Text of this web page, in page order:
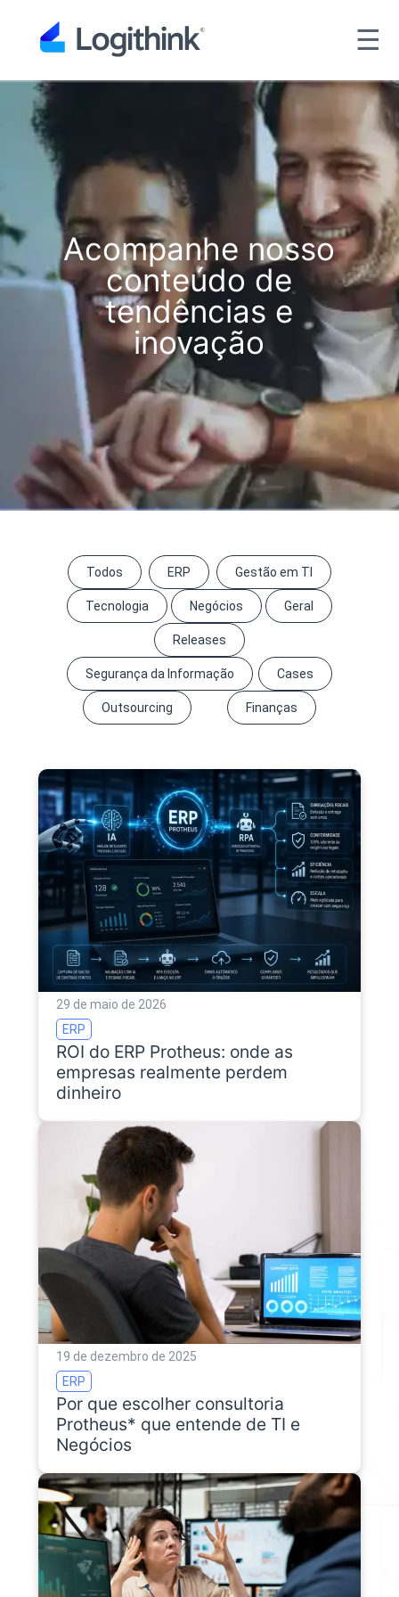
☰
Acompanhe nosso
conteúdo de
tendências e
inovação
Todos ERP Gestão em TI
Tecnologia Negócios Geral
Releases
Segurança da Informação Cases
Outsourcing Finanças
29 de maio de 2026
ERP
ROI do ERP Protheus: onde as
empresas realmente perdem
dinheiro
19 de dezembro de 2025
ERP
Por que escolher consultoria
Protheus* que entende de TI e
Negócios